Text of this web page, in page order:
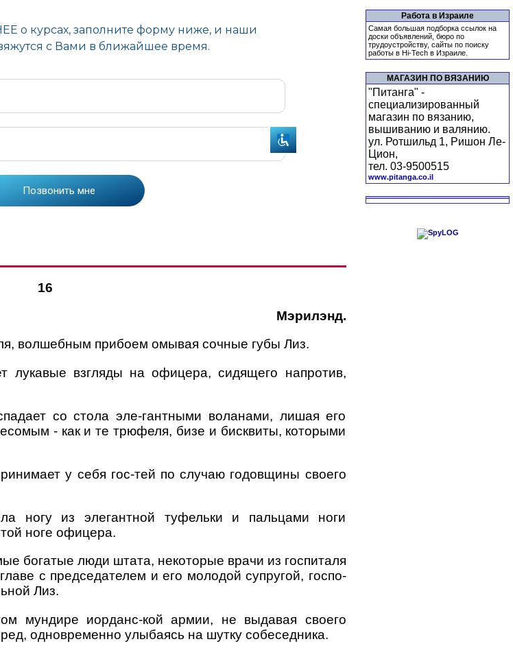
16
Мэрилэнд.
волшебным прибоем омывая сочные губы Лиз.
лукавые взгляды на офицера, сидящего напротив,
со стола эле-гантными воланами, лишая его
- как и те трюфеля, бизе и бисквиты, которыми
у себя гос-тей по случаю годовщины своего
ногу из элегантной туфельки и пальцами ноги
ноге офицера.
богатые люди штата, некоторые врачи из госпиталя
с председателем и его молодой супругой, госпо-
Лиз.
мундире иорданс-кой армии, не выдавая своего
одновременно улыбаясь на шутку собеседника.
Работа в Израиле
Самая большая подборка ссылок на
доски объявлений, бюро по
трудоустройству, сайты по поиску
работы в Hi-Tech в Израиле.
МАГАЗИН ПО ВЯЗАНИЮ
"Питанга" -
специализированный
магазин по вязанию,
вышиванию и валянию.
ул. Ротшильд 1, Ришон Ле-
Цион,
тел. 03-9500515
www.pitanga.co.il